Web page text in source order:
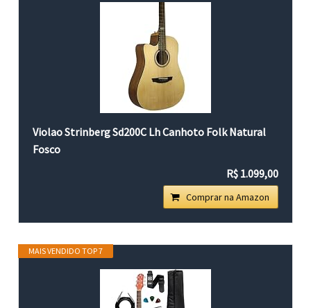
Violao Strinberg Sd200C Lh Canhoto Folk Natural
Fosco
R$ 1.099,00
Comprar na Amazon
MAIS VENDIDO TOP 7